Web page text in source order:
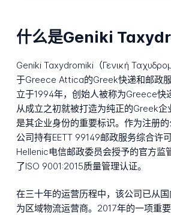
什么是Geniki
Geniki Taxydromiki（Γενική
于Greece Attica的Greek快递和邮政
立于1994年，创始人被称为Greece快
从成立之初就被打造为纯正的Greek企
是其企业身份的重要标识。作为注册
公司持有EETT 99149邮政服务综合许
Hellenic电信邮政委员会授予的官方监
了ISO 9001:2015质量管理认证。
在三十年的运营历程中，该公司已从
为区域物流运营商。2017年的一项重